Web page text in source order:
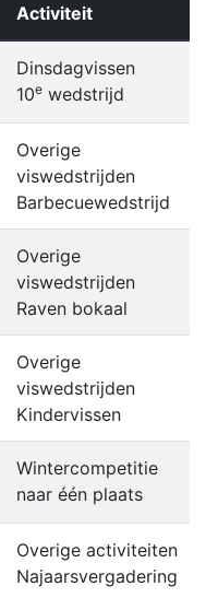
Activiteit
Dinsdagvissen
10e wedstrijd
Overige
viswedstrijden
Barbecuewedstrijd
Overige
viswedstrijden
Raven bokaal
Overige
viswedstrijden
Kindervissen
Wintercompetitie
naar één plaats
Overige activiteiten
Najaarsvergadering